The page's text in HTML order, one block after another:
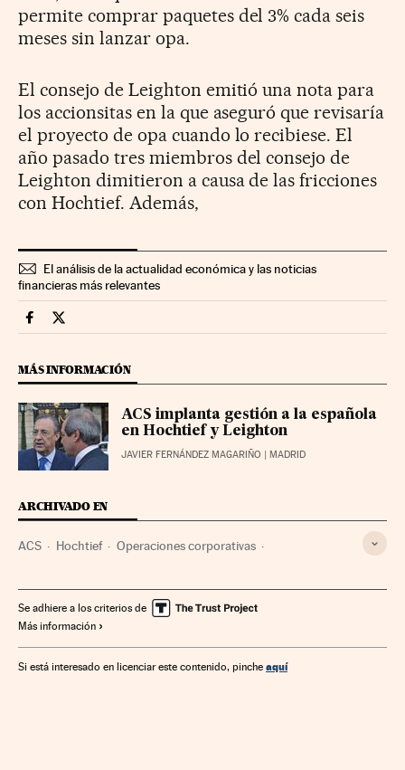
permite comprar paquetes del 3% cada seis
meses sin lanzar opa.
El consejo de Leighton emitió una nota para
los accionsitas en la que aseguró que revisaría
el proyecto de opa cuando lo recibiese. El
año pasado tres miembros del consejo de
Leighton dimitieron a causa de las fricciones
con Hochtief. Además,
El análisis de la actualidad económica y las noticias
financieras más relevantes
Companias Cinco Días en Facebook
Companias Cinco Días en Twitter
MÁS INFORMACIÓN
ACS implanta gestión a la española
en Hochtief y Leighton
JAVIER FERNÁNDEZ MAGARIÑO | MADRID
ARCHIVADO EN
ACS Hochtief Operaciones corporativas
Constructoras Bolsa Oceanía Construcción
Industria OPA
Se adhiere a los criterios de
Más información
Si está interesado en licenciar este contenido, pinche aquí